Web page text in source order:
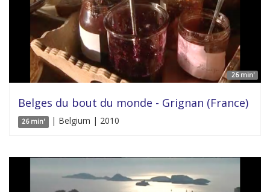
26 min'
Belges du bout du monde - Grignan (France)
26 min' | Belgium | 2010